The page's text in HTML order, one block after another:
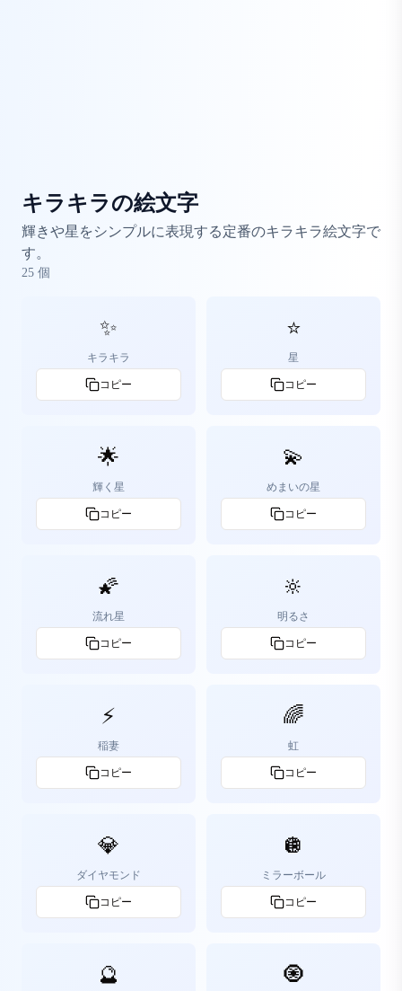
キラキラの絵文字
輝きや星をシンプルに表現する定番のキラキラ絵文字で
す。
25 個
✨
キラキラ
コピー
⭐
星
コピー
🌟
輝く星
コピー
💫
めまいの星
コピー
🌠
流れ星
コピー
🔆
明るさ
コピー
⚡
稲妻
コピー
🌈
虹
コピー
💎
ダイヤモンド
コピー
🪩
ミラーボール
コピー
🔮 🧿